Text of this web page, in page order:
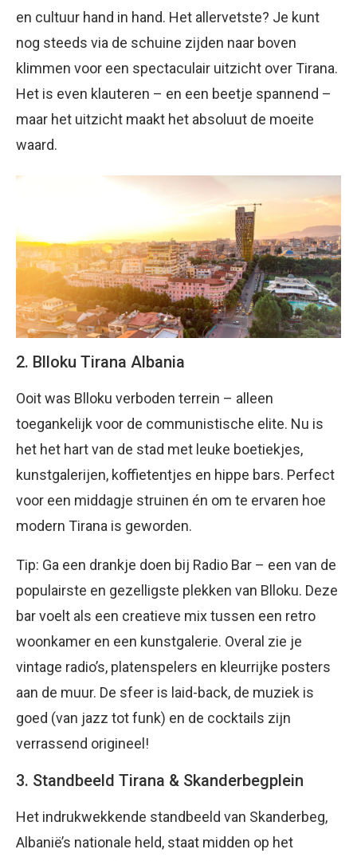
en cultuur hand in hand. Het allervetste? Je kunt
nog steeds via de schuine zijden naar boven
klimmen voor een spectaculair uitzicht over Tirana.
Het is even klauteren – en een beetje spannend –
maar het uitzicht maakt het absoluut de moeite
waard.
2. Blloku Tirana Albania
Ooit was Blloku verboden terrein – alleen
toegankelijk voor de communistische elite. Nu is
het het hart van de stad met leuke boetiekjes,
kunstgalerijen, koffietentjes en hippe bars. Perfect
voor een middagje struinen én om te ervaren hoe
modern Tirana is geworden.
Tip: Ga een drankje doen bij Radio Bar – een van de
populairste en gezelligste plekken van Blloku. Deze
bar voelt als een creatieve mix tussen een retro
woonkamer en een kunstgalerie. Overal zie je
vintage radio’s, platenspelers en kleurrijke posters
aan de muur. De sfeer is laid-back, de muziek is
goed (van jazz tot funk) en de cocktails zijn
verrassend origineel!
3. Standbeeld Tirana & Skanderbegplein
Het indrukwekkende standbeeld van Skanderbeg,
Albanië’s nationale held, staat midden op het